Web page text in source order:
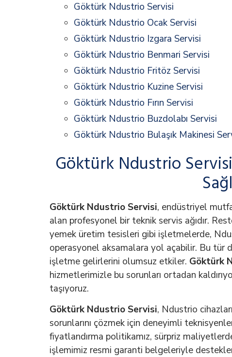
Göktürk Ndustrio Servisi
Göktürk Ndustrio Ocak Servisi
Göktürk Ndustrio Izgara Servisi
Göktürk Ndustrio Benmari Servisi
Göktürk Ndustrio Fritöz Servisi
Göktürk Ndustrio Kuzine Servisi
Göktürk Ndustrio Fırın Servisi
Göktürk Ndustrio Buzdolabı Servisi
Göktürk Ndustrio Bulaşık Makinesi
Göktürk Ndustrio
Göktürk Ndustrio Servisi, endüstriyel
alan profesyonel bir teknik servis ağıdır.
yemek üretim tesisleri gibi işletmelerde,
operasyonel aksamalara yol açabilir. Bu tür
işletme gelirlerini olumsuz etkiler. Göktürk
hizmetlerimizle bu sorunları ortadan
taşıyoruz.
Göktürk Ndustrio Servisi, Ndustrio
sorunlarını çözmek için deneyimli
fiyatlandırma politikamız, sürpriz
işlemimiz resmi garanti belgeleriyle